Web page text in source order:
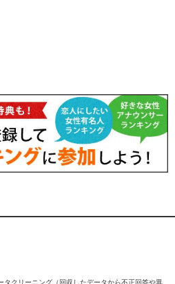
クリーニング（回収したデータから不正回答や異